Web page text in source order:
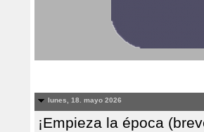
lunes, 18. mayo 2026
¡Empieza la época